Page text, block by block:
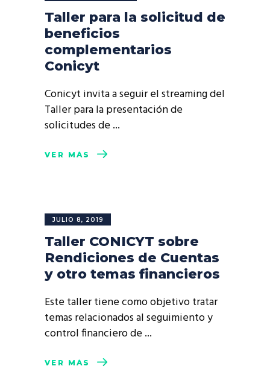
Taller para la solicitud de
beneficios
complementarios
Conicyt
Conicyt invita a seguir el streaming del
Taller para la presentación de
solicitudes de
VER MÁS
JULIO 8, 2019
Taller CONICYT sobre
Rendiciones de Cuentas
y otro temas financieros
Este taller tiene como objetivo tratar
temas relacionados al seguimiento y
control financiero de
VER MÁS